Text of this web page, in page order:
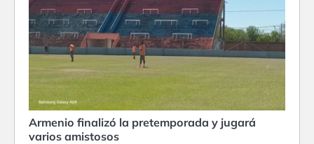
Armenio finalizó la pretemporada y jugará
varios amistosos